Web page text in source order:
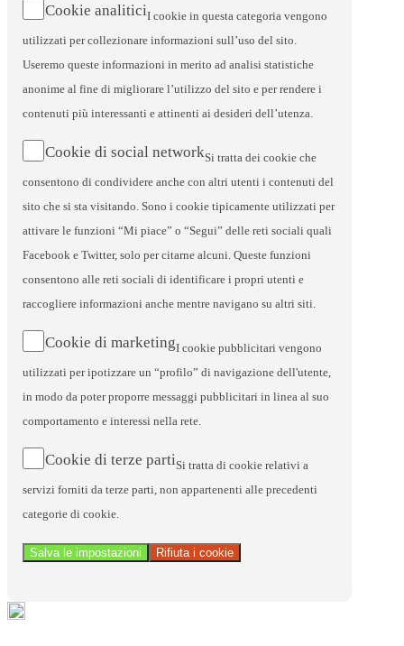
Cookie analiticiI cookie in questa categoria vengono
utilizzati per collezionare informazioni sull’uso del sito.
Useremo queste informazioni in merito ad analisi statistiche
anonime al fine di migliorare l’utilizzo del sito e per rendere i
contenuti più interessanti e attinenti ai desideri dell’utenza.
Cookie di social networkSi tratta dei cookie che
consentono di condividere anche con altri utenti i contenuti del
sito che si sta visitando. Sono i cookie tipicamente utilizzati per
attivare le funzioni “Mi piace” o “Segui” delle reti sociali quali
Facebook e Twitter, solo per citarne alcuni. Queste funzioni
consentono alle reti sociali di identificare i propri utenti e
raccogliere informazioni anche mentre navigano su altri siti.
Cookie di marketingI cookie pubblicitari vengono
utilizzati per ipotizzare un “profilo” di navigazione dell'utente,
in modo da poter proporre messaggi pubblicitari in linea al suo
comportamento e interessi nella rete.
Cookie di terze parti Si tratta di cookie relativi a
servizi forniti da terze parti, non appartenenti alle precedenti
categorie di cookie.
Salva le impostazioni Rifiuta i cookie